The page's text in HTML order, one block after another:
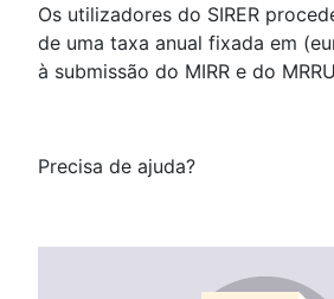
Os utilizadores do SIRER
de uma taxa anual fixada em
à submissão do MIRR e do
Precisa de ajuda?